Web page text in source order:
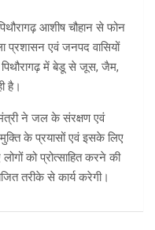
आशीष चौहान से फोन
प्रशासन एवं जनपद वासियों
में बेडू से जूस, जैम,
है।
ने जल के संरक्षण एवं
के प्रयासों एवं इसके लिए
को प्रोत्साहित करने की
तरीके से कार्य करेगी।